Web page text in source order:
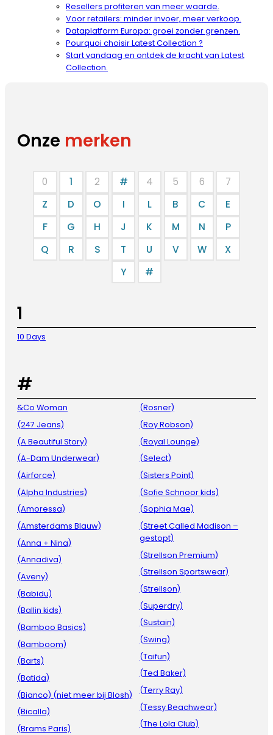
Resellers profiteren van meer waarde.
Voor retailers: minder invoer, meer verkoop.
Dataplatform Europa: groei zonder grenzen.
Pourquoi choisir Latest Collection ?
Start vandaag en ontdek de kracht van Latest
Collection.
Onze merken
0 1 2 # 4 5 6
7
Z
D O I L B C
E
F
G H J K M N
P
Q
R S T U V W
X
Y
#
1
10 Days
#
&Co Woman
(247 Jeans)
(A Beautiful Story)
(A-Dam Underwear)
(Airforce)
(Alpha Industries)
(Amoressa)
(Amsterdams Blauw)
(Anna + Nina)
(Annadiva)
(Aveny)
(Babidu)
(Ballin kids)
(Bamboo Basics)
(Bamboom)
(Barts)
(Batida)
(Bianco) (niet meer bij Blosh)
(Bicalla)
(Brams Paris)
(Rosner)
(Roy Robson)
(Royal Lounge)
(Select)
(Sisters Point)
(Sofie Schnoor kids)
(Sophia Mae)
(Street Called Madison –
gestopt)
(Strellson Premium)
(Strellson Sportswear)
(Strellson)
(Superdry)
(Sustain)
(Swing)
(Taifun)
(Ted Baker)
(Terry Ray)
(Tessy Beachwear)
(The Lola Club)